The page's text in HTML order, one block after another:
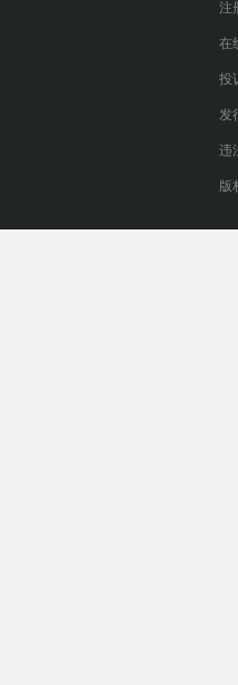
注
在
投
发
违
版